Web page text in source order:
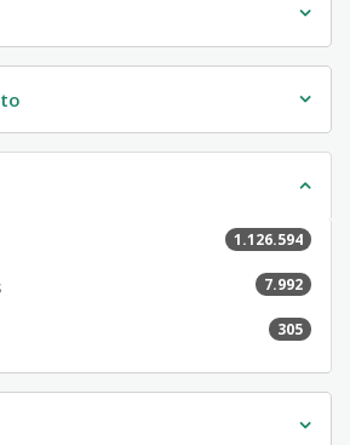
1.126.594
7.992
305